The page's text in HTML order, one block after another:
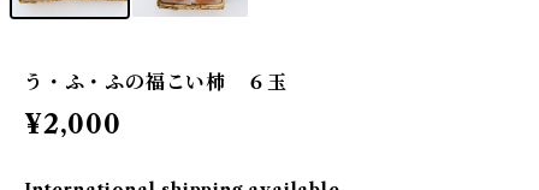
う・ふ・ふの福こい柿 ６玉
¥2,000